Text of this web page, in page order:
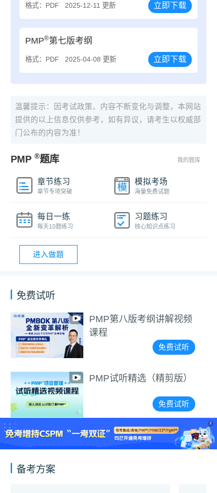
格式：PDF 2025-12-11 更新 立即下载
PMP®第七版考纲
格式：PDF 2025-04-08 更新 立即下载
温馨提示：因考试政策、内容不断变化与调整，本网站
提供的以上信息仅供参考，如有异议，请考生以权威部
门公布的内容为准！
PMP®题库 我的题库
章节练习
章节专项突破
模拟考场
海量免费试题
每日一练
每天10题练习
习题练习
核心知识点练习
进入做题
免费试听
PMP第八版考纲讲解视频
课程
免费试听
PMP试听精选（精剪版）
免费试听
X
备考方案